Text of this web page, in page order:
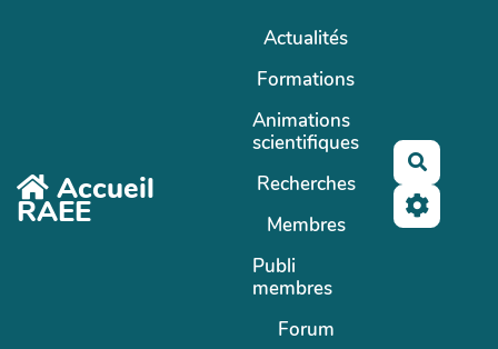
Accueil
RAEE
Actualités
Formations
Animations
scientifiques
Recherches
Membres
Publi
membres
Forum